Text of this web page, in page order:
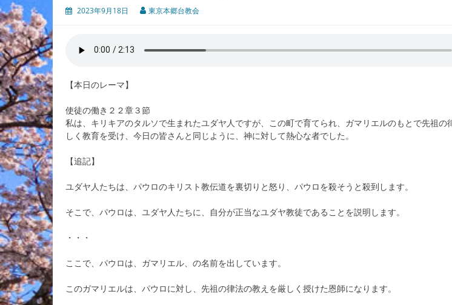
2023年9月18日 東京本郷台教会
【本日のレーマ】
使徒の働き２２章３節
私は、キリキアのタルソで生まれたユダヤ人ですが、この町で育てられ、ガマリエルのもとで先祖の
しく教育を受け、今日の皆さんと同じように、神に対して熱心な者でした。
【追記】
ユダヤ人たちは、パウロのキリスト教伝道を裏切りと怒り、パウロを殺そうと殺到します。
そこで、パウロは、ユダヤ人たちに、自分が正当なユダヤ教徒であることを説明します。
・・・
ここで、パウロは、ガマリエル、の名前を出しています。
このガマリエルは、パウロに対し、先祖の律法の教えを厳しく授けた恩師になります。